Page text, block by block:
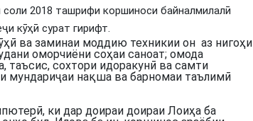
2018 ташрифи коршиноси байналмилалӣ
кӯҳӣ сурат гирифт.
ва заминаи моддию техникии он аз нигоҳи
оморчиёни соҳаи саноат; омода
таъсис, сохтори идоракунӣ ва самти
мундариҷаи нақша ва барномаи таълимӣ
ки дар доираи доираи Лоиҳа ба